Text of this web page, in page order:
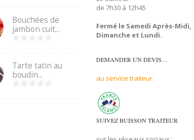
Bouchées de
jambon cuit...
Tarte tatin au
boudin...
de 7h30 à 12h45
Fermé le Samedi Après-Midi,
Dimanche et Lundi.
DEMANDER UN DEVIS…
au service traiteur.
SUIVEZ BUISSON TRAITEUR